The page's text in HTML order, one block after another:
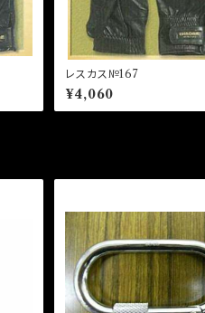
レスカス№167
¥4,060